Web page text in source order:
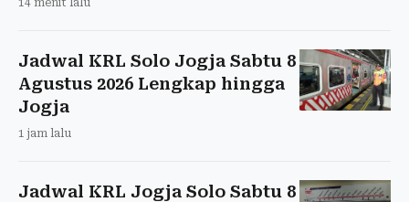
Jadwal KRL Solo Jogja Sabtu 8
Agustus 2026 Lengkap hingga
Jogja
1 jam lalu
Jadwal KRL Jogja Solo Sabtu 8